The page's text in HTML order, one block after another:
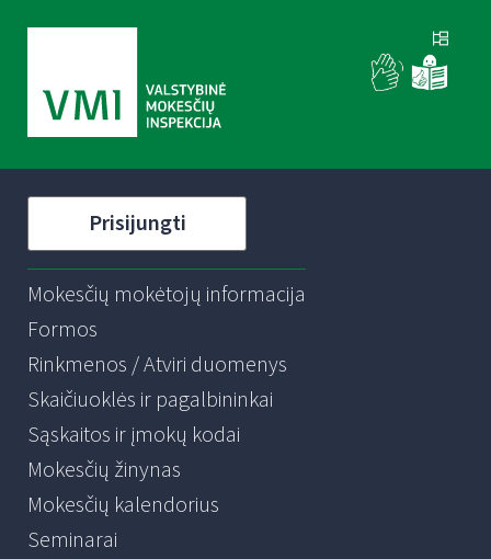
Prisijungti
Mokesčių mokėtojų informacija
Formos
Rinkmenos / Atviri duomenys
Skaičiuoklės ir pagalbininkai
Sąskaitos ir įmokų kodai
Mokesčių žinynas
Mokesčių kalendorius
Seminarai